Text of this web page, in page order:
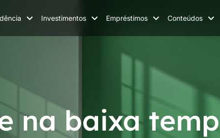
Investimentos Empréstimos Conteúdos
na baixa